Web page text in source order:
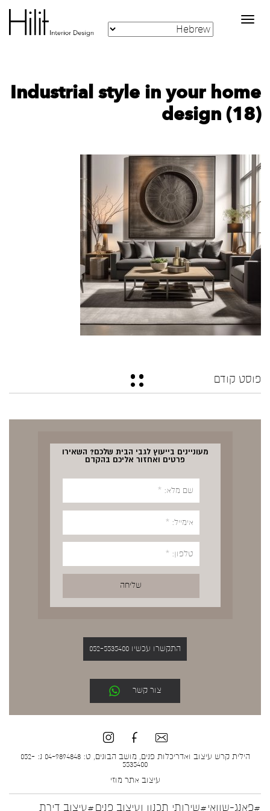
Toggle
navigation
Industrial style in your home
design (18)
פוסט קודם
מעוניינים בייעוץ לגבי הבית שלכם? השאירו
פרטים ואחזור אליכם בהקדם
התקשרו עכשיו 052-5535400
צור קשר
הילית קרש עיצוב ואדריכלות פנים, מושב הבונים, ט: 04-9894848 נ: 052-
5535400
עיצוב אתר מוזי
#פאנג-שוואי#שירותי תכנון ועיצוב פנים#עיצוב דירת